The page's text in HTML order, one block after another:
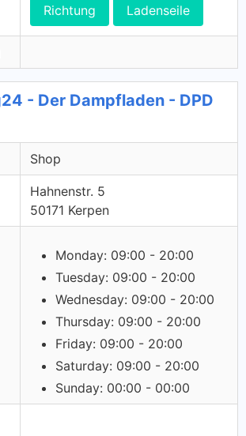
Richtung Ladenseile
- Der Dampfladen - DPD
Shop
Hahnenstr. 5
50171 Kerpen
Monday: 09:00 - 20:00
Tuesday: 09:00 - 20:00
Wednesday: 09:00 - 20:00
Thursday: 09:00 - 20:00
Friday: 09:00 - 20:00
Saturday: 09:00 - 20:00
Sunday: 00:00 - 00:00